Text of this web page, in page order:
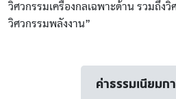
วิศวกรรมเครื่องกลเฉพาะด้าน รวมถึง
วิศวกรรมพลังงาน”
ค่าธรรมเนียมก